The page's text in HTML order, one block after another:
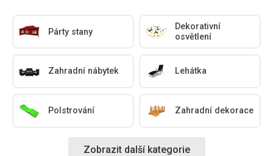
Párty stany
Dekorativní
osvětlení
Zahradní nábytek Lehátka
Polstrování Zahradní dekorace
Zobrazit další kategorie